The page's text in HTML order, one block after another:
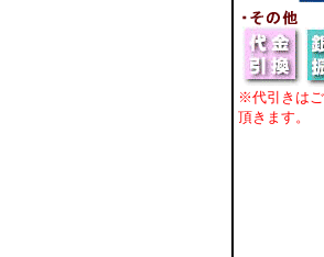
※代引きは
頂きます。